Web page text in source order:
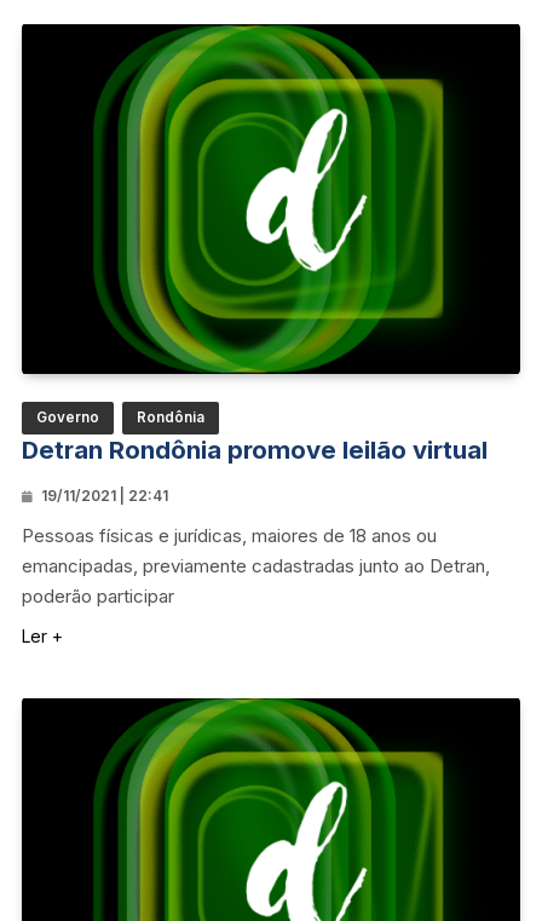
Governo Rondônia
Detran Rondônia promove leilão virtual
19/11/2021 | 22:41
Pessoas físicas e jurídicas, maiores de 18 anos ou
emancipadas, previamente cadastradas junto ao Detran,
poderão participar
Ler +